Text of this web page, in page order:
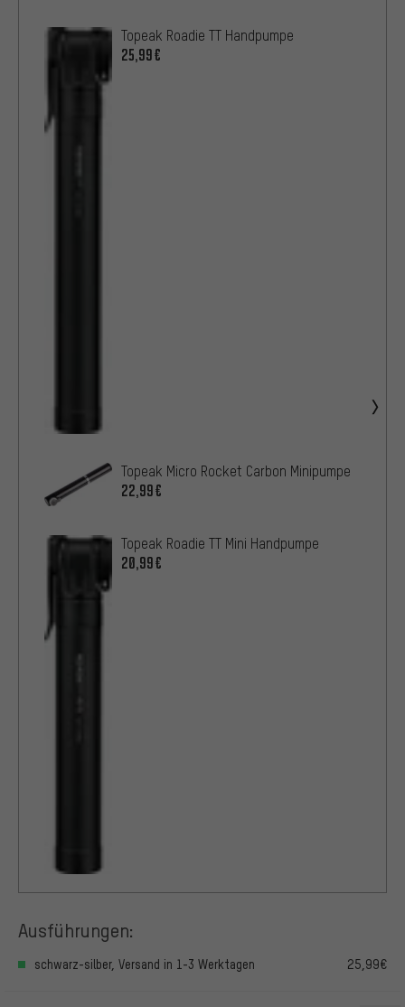
Topeak Roadie TT Handpumpe
25,99€
Topeak Micro Rocket Carbon Minipumpe
22,99€
Topeak Roadie TT Mini Handpumpe
20,99€
Ausführungen:
schwarz-silber, Versand in 1-3 Werktagen 25,99€